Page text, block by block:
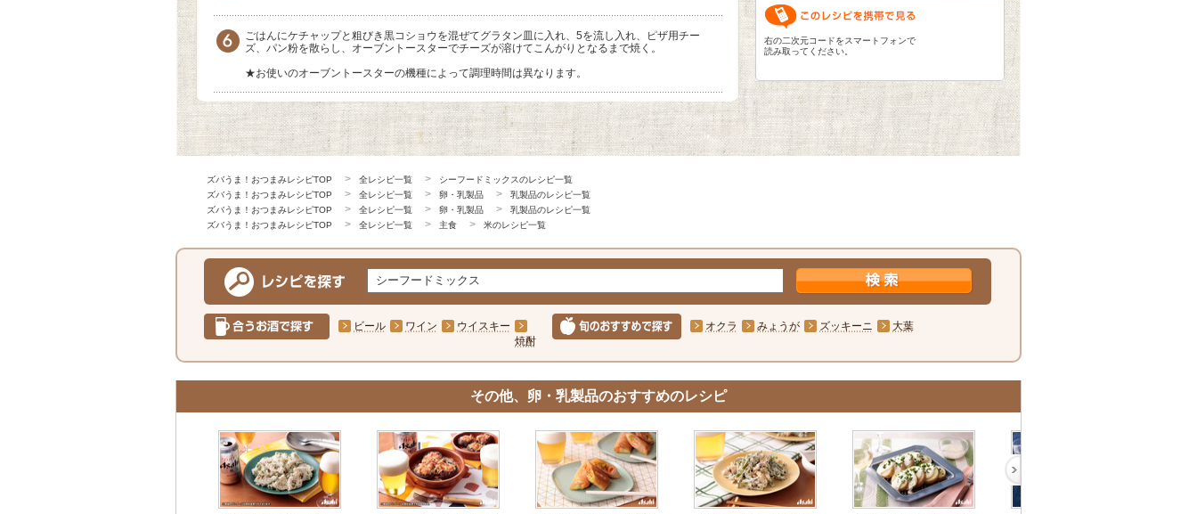
ごはんにケチャップと粗びき黒コショウを混ぜてグラタン皿に入れ、5を流し入れ、ピザ用チー
ズ、パン粉を散らし、オーブントースターでチーズが溶けてこんがりとなるまで焼く。
★お使いのオーブントースターの機種によって調理時間は異なります。
右の二次元コードをスマートフォンで
読み取ってください。
ズバうま！おつまみレシピTOP 全レシピ一覧
シーフードミックスのレシピ一覧
ズバうま！おつまみレシピTOP
全レシピ一覧 卵・乳製品
乳製品のレシピ一覧
ズバうま！おつまみレシピTOP
全レシピ一覧 卵・乳製品
乳製品のレシピ一覧
ズバうま！おつまみレシピTOP
全レシピ一覧 主食 米のレシピ一覧
ビール ワイン
ウイスキー
焼酎
オクラ みょうが ズッキーニ 大葉
その他、卵・乳製品のおすすめのレシピ